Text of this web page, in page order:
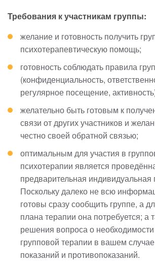
Требования к участникам группы:
желание и готовность получить
психотерапевтическую помощь;
готовность соблюдать правила
(конфиденциальность,
регулярное посещение,
желательно быть готовым к
связи от других участников и
честно своей обратной связью;
оптимальным для участия в
психотерапии является
предварительная индивидуальная
Поскольку далеко не всю
готовы сразу сообщить группе, а
плана терапии она потребуется; а
решения вопроса о
групповой терапии в вашем
показаний и противопоказаний.